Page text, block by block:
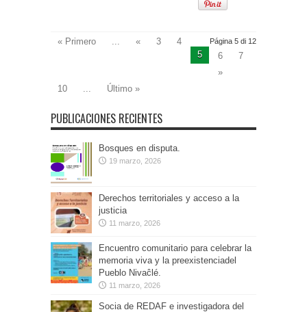
Página 5 di 12
« Primero « 3
4
5
6
7
»
10
Último »
PUBLICACIONES RECIENTES
Bosques en disputa.
19 marzo, 2026
Derechos territoriales y acceso a la
justicia
11 marzo, 2026
Encuentro comunitario para celebrar la
memoria viva y la preexistenciadel
Pueblo Nivaĉlé.
11 marzo, 2026
Socia de REDAF e investigadora del